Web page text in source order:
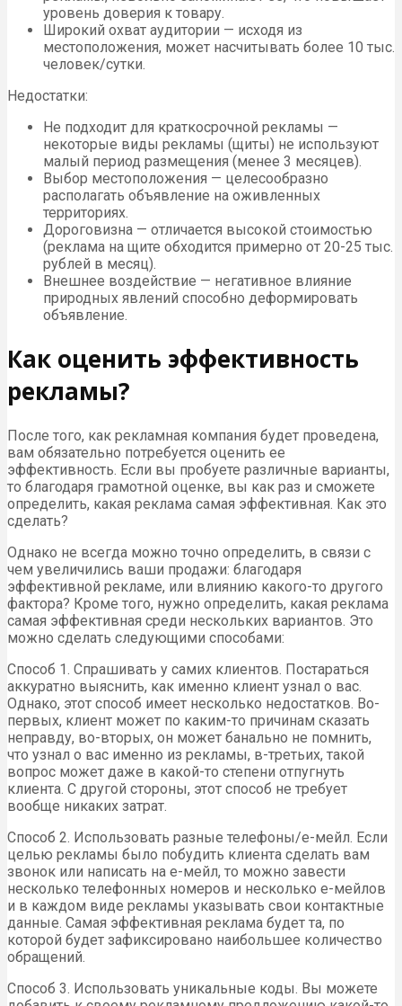
уровень доверия к товару.
Широкий охват аудитории — исходя из
местоположения, может насчитывать более 10 тыс.
человек/сутки.
Недостатки:
Не подходит для краткосрочной рекламы —
некоторые виды рекламы (щиты) не используют
малый период размещения (менее 3 месяцев).
Выбор местоположения — целесообразно
располагать объявление на оживленных
территориях.
Дороговизна — отличается высокой стоимостью
(реклама на щите обходится примерно от 20-25 тыс.
рублей в месяц).
Внешнее воздействие — негативное влияние
природных явлений способно деформировать
объявление.
Как оценить эффективность
рекламы?
После того, как рекламная компания будет проведена,
вам обязательно потребуется оценить ее
эффективность. Если вы пробуете различные варианты,
то благодаря грамотной оценке, вы как раз и сможете
определить, какая реклама самая эффективная. Как это
сделать?
Однако не всегда можно точно определить, в связи с
чем увеличились ваши продажи: благодаря
эффективной рекламе, или влиянию какого-то другого
фактора? Кроме того, нужно определить, какая реклама
самая эффективная среди нескольких вариантов. Это
можно сделать следующими способами:
Способ 1. Спрашивать у самих клиентов. Постараться
аккуратно выяснить, как именно клиент узнал о вас.
Однако, этот способ имеет несколько недостатков. Во-
первых, клиент может по каким-то причинам сказать
неправду, во-вторых, он может банально не помнить,
что узнал о вас именно из рекламы, в-третьих, такой
вопрос может даже в какой-то степени отпугнуть
клиента. С другой стороны, этот способ не требует
вообще никаких затрат.
Способ 2. Использовать разные телефоны/е-мейл. Если
целью рекламы было побудить клиента сделать вам
звонок или написать на е-мейл, то можно завести
несколько телефонных номеров и несколько е-мейлов
и в каждом виде рекламы указывать свои контактные
данные. Самая эффективная реклама будет та, по
которой будет зафиксировано наибольшее количество
обращений.
Способ 3. Использовать уникальные коды. Вы можете